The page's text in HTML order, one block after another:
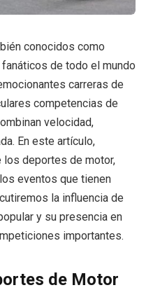
conocidos como
de todo el mundo
carreras de
competencias de
velocidad,
En este artículo,
los deportes de motor,
eventos que tienen
la influencia de
y su presencia en
importantes.
de Motor